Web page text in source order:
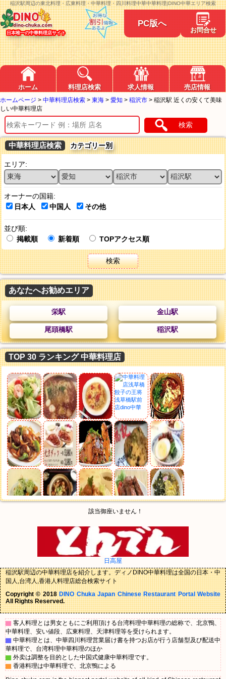
稲沢駅周辺の東北料理・広東料理・中華料理・四川料理中華中華料理|DINO中華エリア検索
日本唯一の中華料理店サイト
PC版へ
お問合せ
ホーム 料理店検索 求人情報 売店情報
ホームページ > 中華料理店検索 > 東海 > 愛知 > 稲沢市 > 稲沢駅 近くの安くて美味
しい中華料理店
検索
中華料理店検索 カテゴリー別
エリア:
オーナーの国籍:
日本人
中国人 その他
並び順:
掲載順
新着順 TOPアクセス順
検索
あなたへお勧めエリア
栄駅 金山駅
尾頭橋駅 稲沢駅
TOP 30 ランキング 中華料理店
該当御座いません！
日高屋
稲沢駅周辺の中華料理店を紹介します。ディノDINO中華料理は全国の日本・中
国人,台湾人,香港人料理店総合検索サイト
Copyright © 2018DINO Chuka Japan Chinese Restaurant Portal Website
All Rights Reserved.
▇ 客人料理とは男女ともにご利用頂ける台湾料理中華料理の総称で、北京鴨、
中華料理、安い値段、広東料理、天津料理等を受けられます。
▇ 中華料理とは、中華四川料理営業届け書を持つお店が行う店舗型及び配送中
華料理で、台湾料理中華料理のほか
▇ 外卖は調整を目的とした中国式健康中華料理です。
▇ 香港料理は中華料理で、北京鴨による